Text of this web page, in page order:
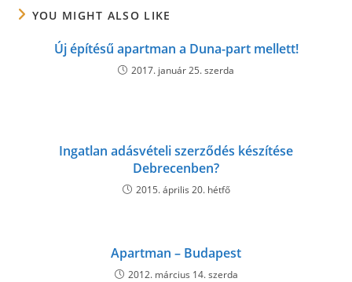
YOU MIGHT ALSO LIKE
Új építésű apartman a Duna-part mellett!
2017. január 25. szerda
Ingatlan adásvételi szerződés készítése
Debrecenben?
2015. április 20. hétfő
Apartman – Budapest
2012. március 14. szerda